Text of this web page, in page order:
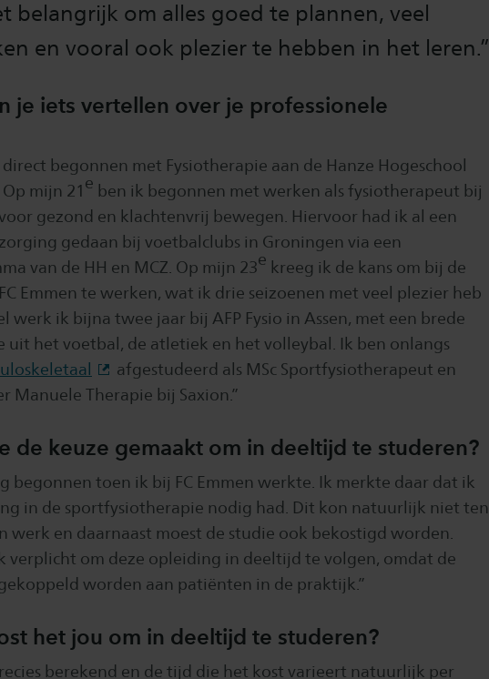
belangrijk om alles goed te plannen, veel
en vooral ook plezier te hebben in het leren.”
je iets vertellen over je professionele
begonnen met Fysiotherapie aan de Hanze Hogeschool
mijn 21e ben ik begonnen met werken als fysiotherapeut bij
gezond en klachtenvrij bewegen. Hiervoor had ik al een
gedaan bij voetbalclubs in Groningen via een
van de HH en MCZ. Op mijn 23e kreeg ik de kans om bij de
Emmen te werken, wat ik drie seizoenen met veel plezier heb
werk ik bijna twee jaar bij AFP Fysio in Assen, met een brede
het voetbal, de atletiek en het volleybal. Ik ben onlangs
afgestudeerd als MSc Sportfysiotherapeut en
Manuele Therapie bij Saxion.”
de keuze gemaakt om in deeltijd te studeren?
begonnen toen ik bij FC Emmen werkte. Ik merkte daar dat ik
in de sportfysiotherapie nodig had. Dit kon natuurlijk niet ten
werk en daarnaast moest de studie ook bekostigd worden.
verplicht om deze opleiding in deeltijd te volgen, omdat de
worden aan patiënten in de praktijk.”
het jou om in deeltijd te studeren?
berekend en de tijd die het kost varieert natuurlijk per